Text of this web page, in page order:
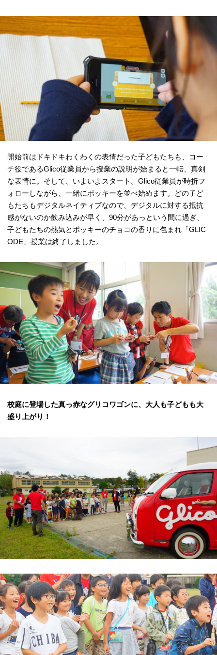
開始前はドキドキわくわくの表情だった子どもたちも、コー
チ役であるGlico従業員から授業の説明が始まると一転、真剣
な表情に。そして、いよいよスタート。Glico従業員が時折フ
ォローしながら、一緒にポッキーを並べ始めます。どの子ど
もたちもデジタルネイティブなので、デジタルに対する抵抗
感がないのか飲み込みが早く、90分があっという間に過ぎ、
子どもたちの熱気とポッキーのチョコの香りに包まれ「GLIC
ODE」授業は終了しました。
校庭に登場した真っ赤なグリコワゴンに、大人も子どもも大
盛り上がり！